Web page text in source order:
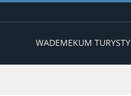
WADEMEKUM TURYSTY